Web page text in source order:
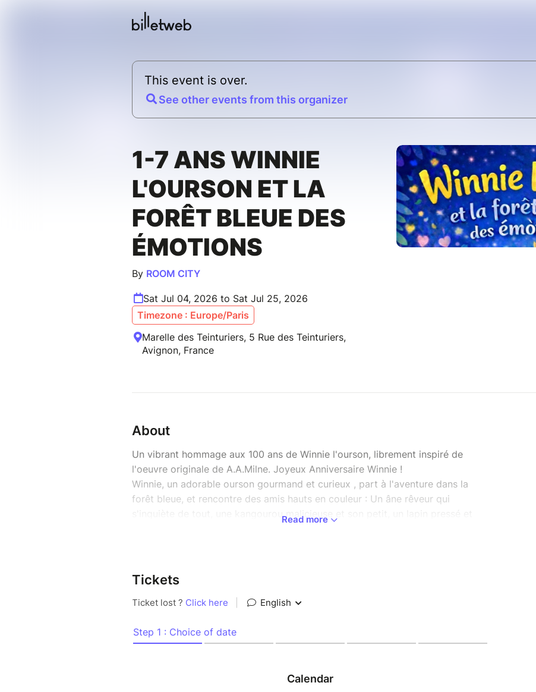
This event is over.
See other events from this organizer
1-7 ANS WINNIE
L'OURSON ET LA
FORÊT BLEUE DES
ÉMOTIONS
By ROOM CITY
Sat Jul 04, 2026 to Sat Jul 25, 2026
Timezone : Europe/Paris
Marelle des Teinturiers, 5 Rue des Teinturiers,
Avignon, France
About
Un vibrant hommage aux 100 ans de Winnie l'ourson, librement inspiré de
l'oeuvre originale de A.A.Milne. Joyeux Anniversaire Winnie !
Winnie, un adorable ourson gourmand et curieux , part à l'aventure dans la
forêt bleue, et rencontre des amis hauts en couleur : Un âne rêveur qui
s'inquiète de tout, une kangourou malicieuse et son petit, un lapin pressé et
Un spectacle musical de marionnettes tendre, drôle et coloré, où chansons,
rires et aventures font briller la fantaisie et l'amitié dans le coeur des petits...et
des grands !
Pour tout public de 1 an à 7 ans
Langue : français
Read more
Tickets